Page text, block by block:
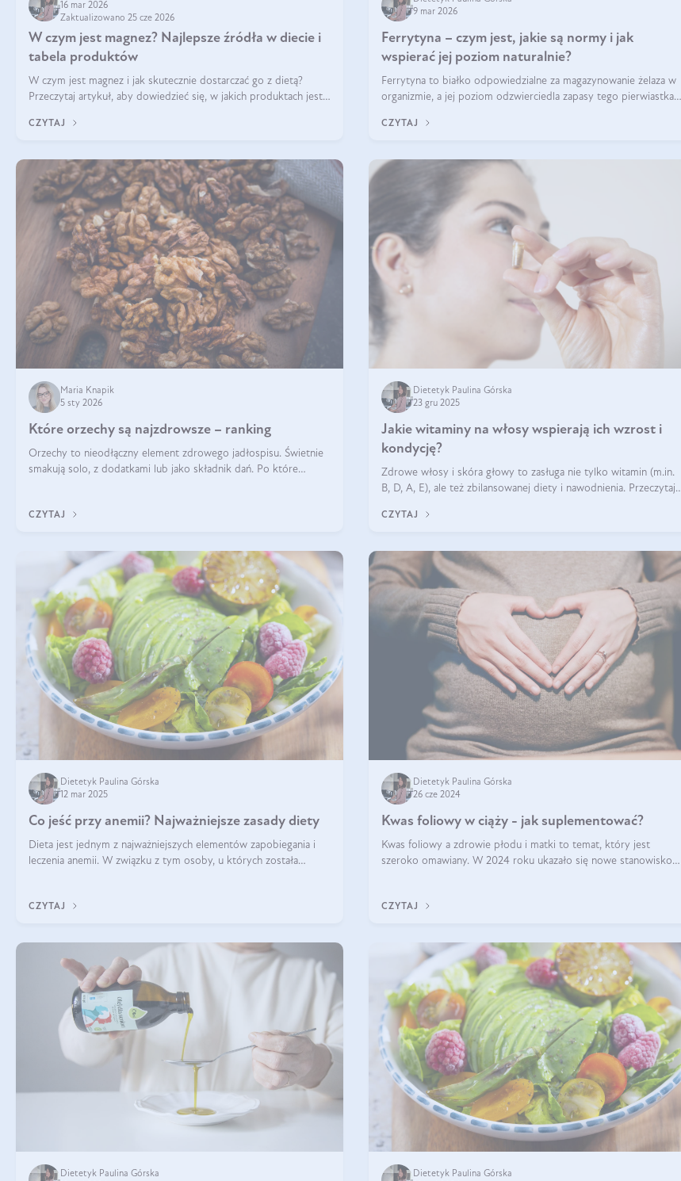
16 mar 2026
Zaktualizowano 25 cze 2026
W czym jest magnez? Najlepsze źródła w diecie i
tabela produktów
W czym jest magnez i jak skutecznie dostarczać go z dietą?
Przeczytaj artykuł, aby dowiedzieć się, w jakich produktach jest
CZYTAJ
9 mar 2026
Ferrytyna – czym jest, jakie są normy i jak
wspierać jej poziom naturalnie?
Ferrytyna to białko odpowiedzialne za magazynowanie żelaza w
organizmie, a jej poziom odzwierciedla zapasy tego pierwiastka.
ferrytyny daje objawy, które mogą utrudniać codzienne
CZYTAJ
Maria Knapik
5 sty 2026
Które orzechy są najzdrowsze – ranking
Orzechy to nieodłączny element zdrowego jadłospisu. Świetnie
smakują solo, z dodatkami lub jako składnik dań. Po które
CZYTAJ
Dietetyk Paulina Górska
23 gru 2025
Jakie witaminy na włosy wspierają ich wzrost i
kondycję?
Zdrowe włosy i skóra głowy to zasługa nie tylko witamin (m.in.
B, D, A, E), ale też zbilansowanej diety i nawodnienia. Przeczytaj
wypadanie włosów.
CZYTAJ
Dietetyk Paulina Górska
12 mar 2025
Co jeść przy anemii? Najważniejsze zasady diety
Dieta jest jednym z najważniejszych elementów zapobiegania i
leczenia anemii. W związku z tym osoby, u których została
CZYTAJ
Dietetyk Paulina Górska
26 cze 2024
Kwas foliowy w ciąży - jak suplementować?
Kwas foliowy a zdrowie płodu i matki to temat, który jest
szeroko omawiany. W 2024 roku ukazało się nowe stanowisko
CZYTAJ
Dietetyk Paulina Górska
Dietetyk Paulina Górska